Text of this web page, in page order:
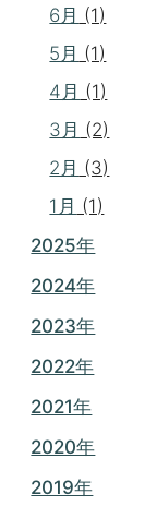
6月 (1)
5月 (1)
4月 (1)
3月 (2)
2月 (3)
1月 (1)
2025年
2024年
2023年
2022年
2021年
2020年
2019年